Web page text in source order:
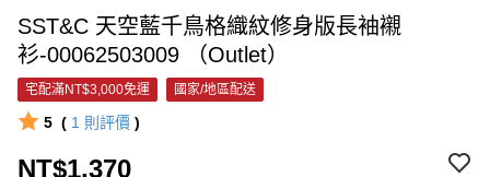
SST&C 天空藍千鳥格織紋修身版長袖襯
衫-00062503009 （Outlet）
宅配滿NT$3,000免運 國家/地區配送
5 ( 1 則評價 )
NT$1,370